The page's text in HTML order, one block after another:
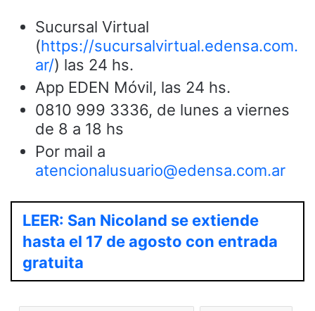
Sucursal Virtual
(https://sucursalvirtual.edensa.com.
ar/) las 24 hs.
App EDEN Móvil, las 24 hs.
0810 999 3336, de lunes a viernes
de 8 a 18 hs
Por mail a
atencionalusuario@edensa.com.ar
LEER: San Nicoland se extiende
hasta el 17 de agosto con entrada
gratuita